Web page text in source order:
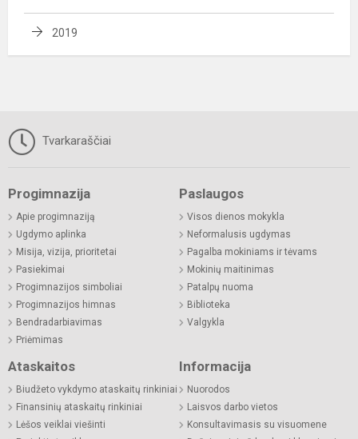
2019
Tvarkaraščiai
Progimnazija
Apie progimnaziją
Ugdymo aplinka
Misija, vizija, prioritetai
Pasiekimai
Progimnazijos simboliai
Progimnazijos himnas
Bendradarbiavimas
Priėmimas
Paslaugos
Visos dienos mokykla
Neformalusis ugdymas
Pagalba mokiniams ir tėvams
Mokinių maitinimas
Patalpų nuoma
Biblioteka
Valgykla
Ataskaitos
Biudžeto vykdymo ataskaitų rinkiniai
Finansinių ataskaitų rinkiniai
Lėšos veiklai viešinti
Informacija
Nuorodos
Laisvos darbo vietos
Konsultavimasis su visuomene